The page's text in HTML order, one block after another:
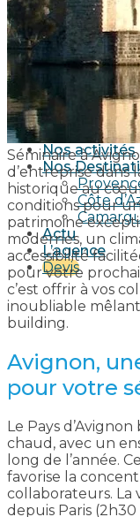
Nos
Nos activités
Nos
Côte
Actu
L’agence
Devis
Séminaire à
d’entreprise dans
historique au
conditions pour
patrimoine
modernes, un
accessibilité
pour votre
c’est offrir à vos
inoubliable
building.
Avignon,
pour votre
Le Pays
chaud, avec un
long de l’année.
favorise la
collaborateurs. La
depuis Paris